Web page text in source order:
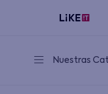
Nuestras